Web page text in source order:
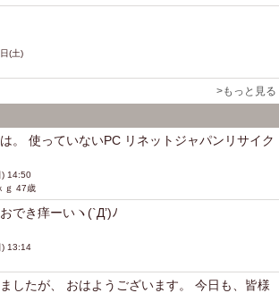
(土)
>もっと見る
。 使っていないPC リネットジャパンリサイク
) 14:50
ｇ 47歳
でき痒ーいヽ(`Д’)ﾉ
) 13:14
したが、 おはようございます。 今日も、皆様